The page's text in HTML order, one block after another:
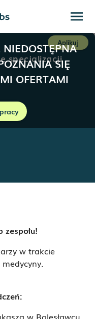
menu
NIEDOSTĘPNA
SIĘ
OFERTAMI
Aplikuj
specjalizacji
zespołu!
w trakcie
w Bolesławcu